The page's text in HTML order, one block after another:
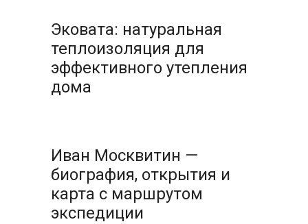
Эковата: натуральная
теплоизоляция для
эффективного утепления
дома
Иван Москвитин —
биография, открытия и
карта с маршрутом
экспедиции